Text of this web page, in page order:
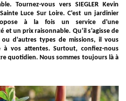
Tournez-vous vers SIEGLER Kevin
Luce Sur Loire. C’est un jardinier
à la fois un service d'une
un prix raisonnable. Qu’il s’agisse de
ou d'autres types de missions, il vous
vos attentes. Surtout, confiez-nous
quotidien. Nous sommes toujours là à